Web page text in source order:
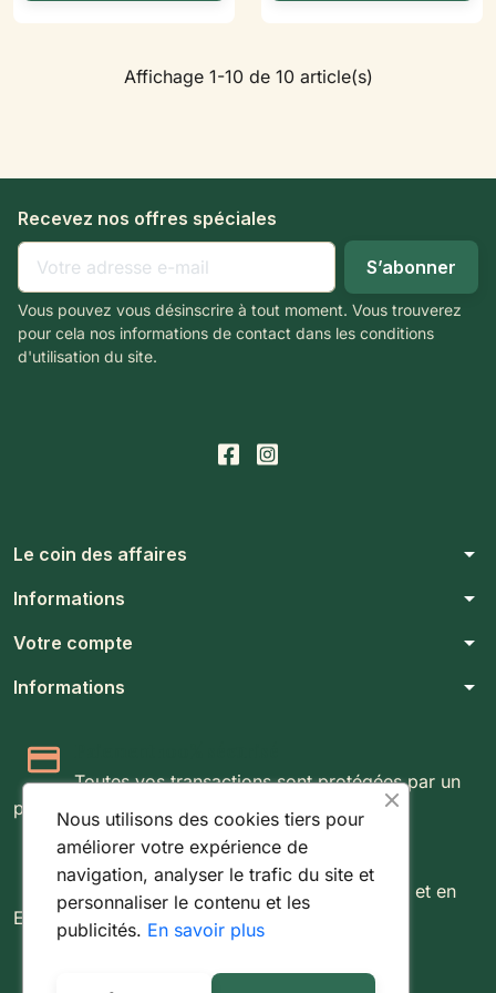
Affichage 1-10 de 10 article(s)
Recevez nos offres spéciales
Vous pouvez vous désinscrire à tout moment. Vous trouverez
pour cela nos informations de contact dans les conditions
d'utilisation du site.
Le coin des affaires arrow_drop_down
Informations arrow_drop_down
Votre compte arrow_drop_down
Informations arrow_drop_down
Toutes vos transactions sont protégées par un
protocole SSL 256 bits.
Expédition rapide & suivie
Livraison rapide partout au Luxembourg et en
Europe.
Retours simples sous 14 jours
Nous utilisons des cookies tiers pour
améliorer votre expérience de
navigation, analyser le trafic du site et
personnaliser le contenu et les
publicités. En savoir plus